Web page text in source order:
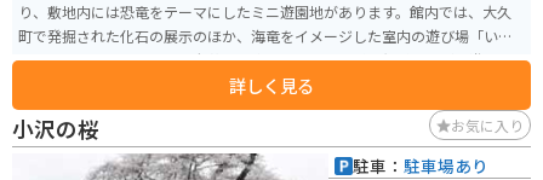
り、敷地内には恐竜をテーマにしたミニ遊園地があります。館内では、大久
町で発掘された化石の展示のほか、海竜をイメージした室内の遊び場「いわ
きっずるんるん」もあり、老若男女楽しめる。入場料は無料ですが、遊具に
乗る場合は別途料金がかかります。詳しく見る
小沢の桜 お気に入り
駐車： 駐車場あり